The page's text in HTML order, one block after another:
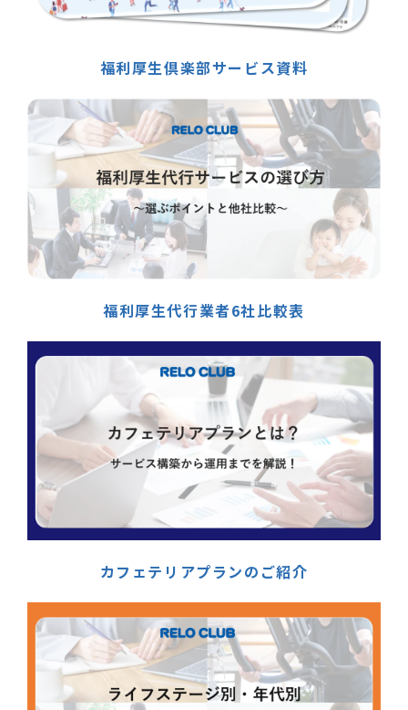
福利厚生倶楽部サービス資料
福利厚生代行業者6社比較表
カフェテリアプランのご紹介